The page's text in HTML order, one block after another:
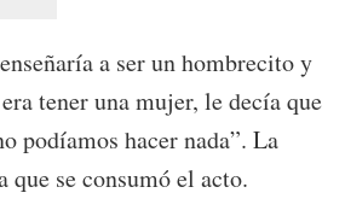
a ser un hombrecito y
tener una mujer, le decía que
podíamos hacer nada”. La
se consumó el acto.